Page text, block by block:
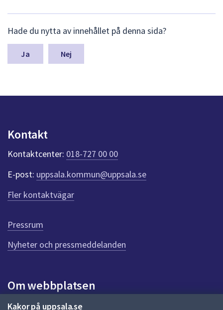
Kakor på uppsala.se
ä
m
a
n
k
e
r
f
ö
r
e
n
n
a
d
a
Hade du nytta av innehållet på denna sida?
Nej
Kontakt
Kontaktcenter: 018-727 00 00
E-post: uppsala.kommun@uppsala.se
Fler kontaktvägar
Pressrum
Nyheter och pressmeddelanden
Om webbplatsen
Om webbplatsen